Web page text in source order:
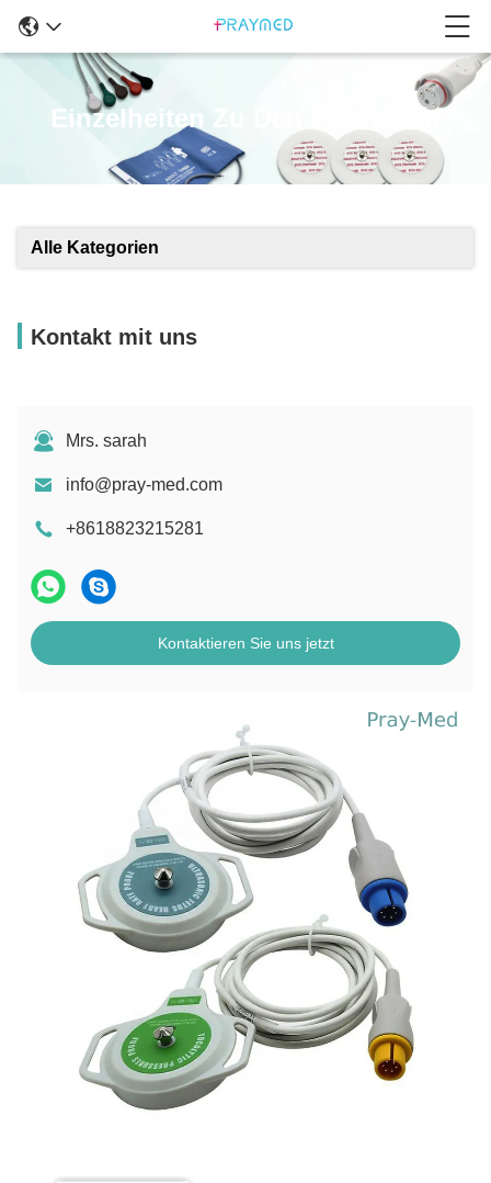
Einzelheiten Zu Den Produkten
Alle Kategorien
Kontakt mit uns
Mrs. sarah
info@pray-med.com
+8618823215281
Kontaktieren Sie uns jetzt